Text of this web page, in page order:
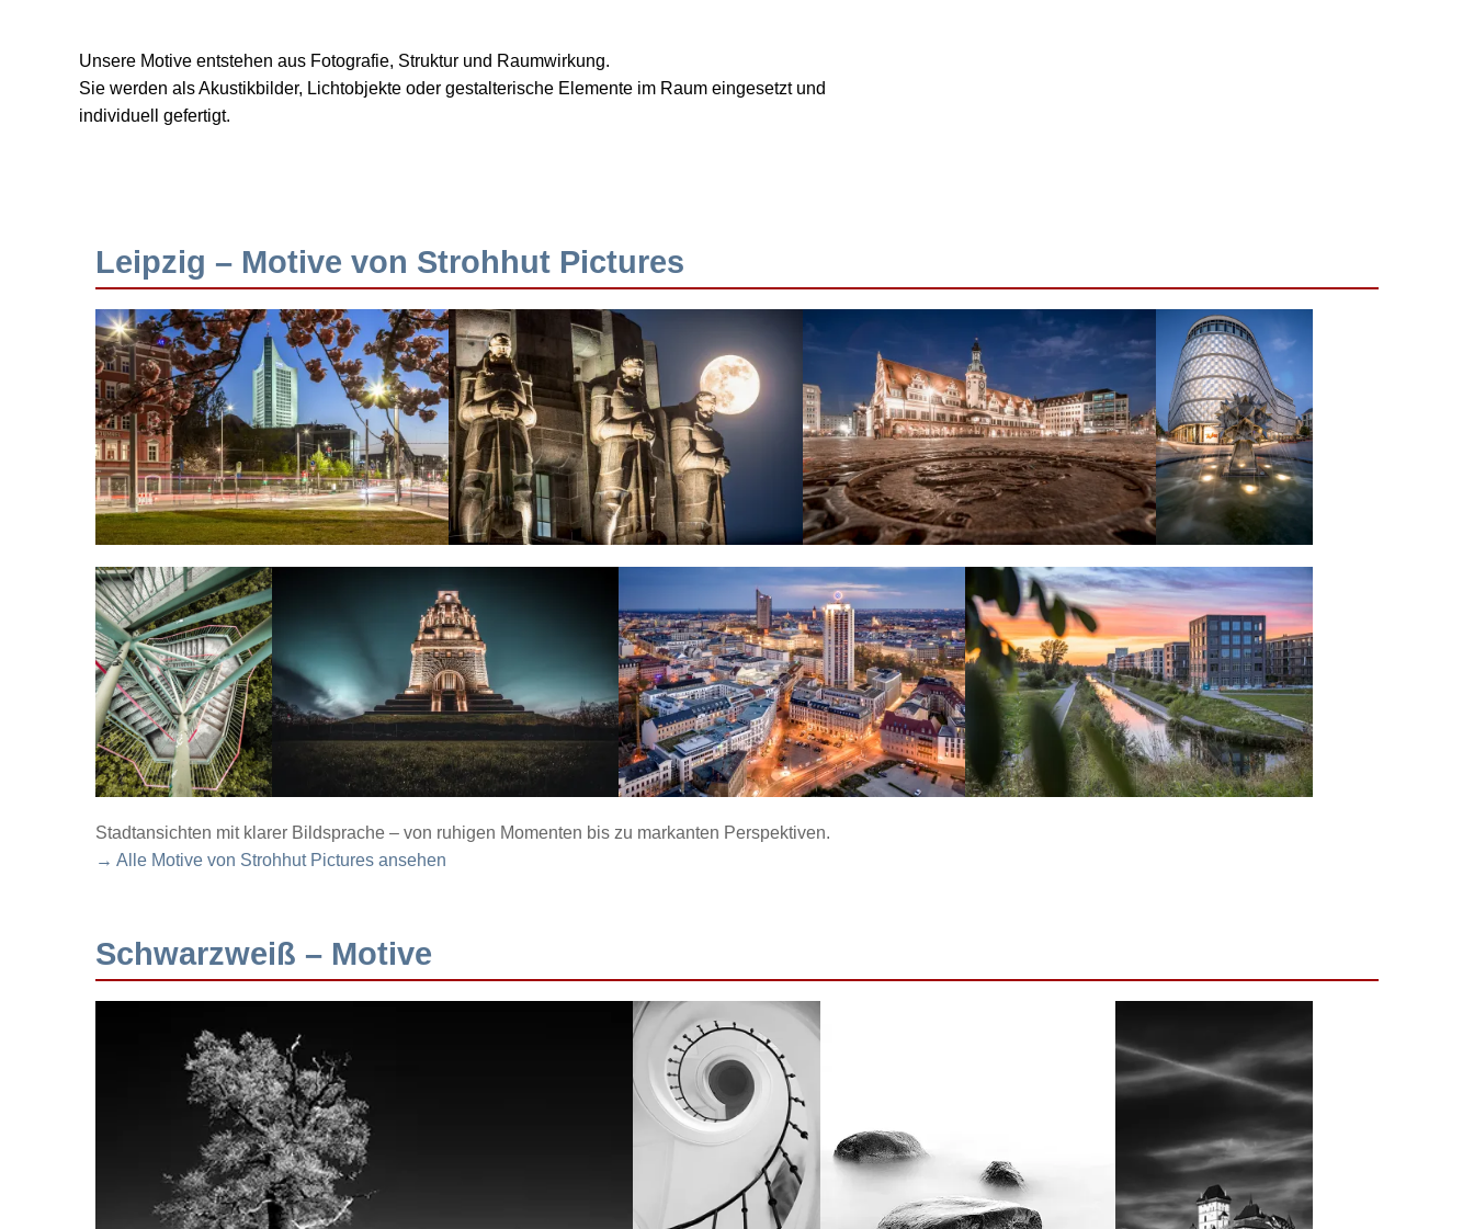
Unsere Motive entstehen aus Fotografie, Struktur und Raumwirkung.
Sie werden als Akustikbilder, Lichtobjekte oder gestalterische Elemente im Raum eingesetzt und
individuell gefertigt.
Leipzig – Motive von Strohhut Pictures
Stadtansichten mit klarer Bildsprache – von ruhigen Momenten bis zu markanten Perspektiven.
→ Alle Motive von Strohhut Pictures ansehen
Schwarzweiß – Motive